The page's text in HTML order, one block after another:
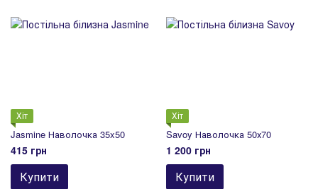
Хіт
Jasmine Наволочка 35x50
415 грн
Купити
Хіт
Savoy Наволочка 50х70
1 200 грн
Купити